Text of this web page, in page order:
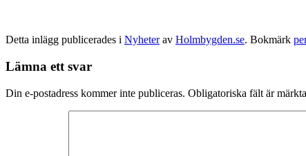
Detta inlägg publicerades i Nyheterav Holmbygden.se. Bokmärk
Lämna ett svar
Din e-postadress kommer inte publiceras. Obligatoriska fält är märkta